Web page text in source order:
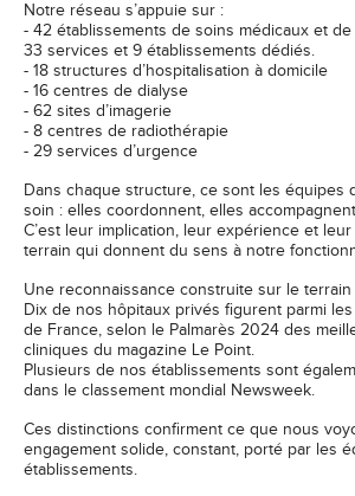
Notre réseau s’appuie sur :
- 42 établissements de soins médicaux et
33 services et 9 établissements dédiés.
- 18 structures d’hospitalisation à domicile
- 16 centres de dialyse
- 62 sites d’imagerie
- 8 centres de radiothérapie
- 29 services d’urgence
Dans chaque structure, ce sont les équipes
soin : elles coordonnent, elles
C’est leur implication, leur expérience et
terrain qui donnent du sens à notre
Une reconnaissance construite sur le terrain
Dix de nos hôpitaux privés figurent parmi
de France, selon le Palmarès 2024 des
cliniques du magazine Le Point.
Plusieurs de nos établissements sont
dans le classement mondial Newsweek.
Ces distinctions confirment ce que nous
engagement solide, constant, porté par les
établissements.